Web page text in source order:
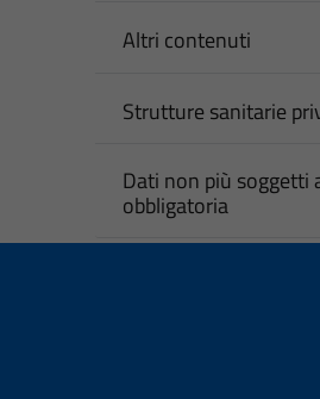
Altri contenuti
Strutture sanitarie
Dati non più soggetti
obbligatoria